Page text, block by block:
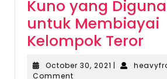
Kuno yang
untuk Membiayai
Kelompok Teror
October 30, 2021 October
|
Comment